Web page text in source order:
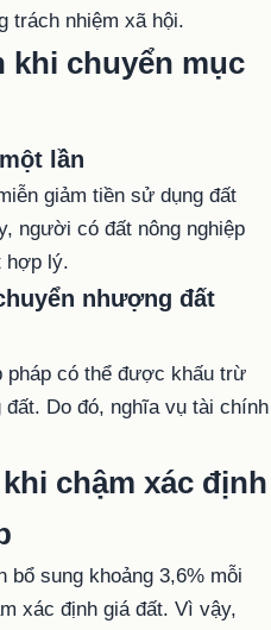
trách nhiệm xã hội.
khi chuyển mục
lần
giảm tiền sử dụng đất
người có đất nông nghiệp
hợp lý.
nhượng đất
pháp có thể được khấu trừ
Do đó, nghĩa vụ tài chính
chậm xác định
bổ sung khoảng 3,6% mỗi
xác định giá đất. Vì vậy,